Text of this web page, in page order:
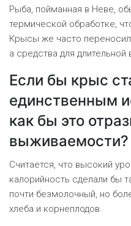
Рыба, пойманная в Неве,
термической обработке,
Крысы же часто
а средства для
Если бы крыс
единственным
как бы это
выживаемости?
Считается, что высокий
калорийность сделали бы
почти безмолочный, но
хлеба и корнеплодов.